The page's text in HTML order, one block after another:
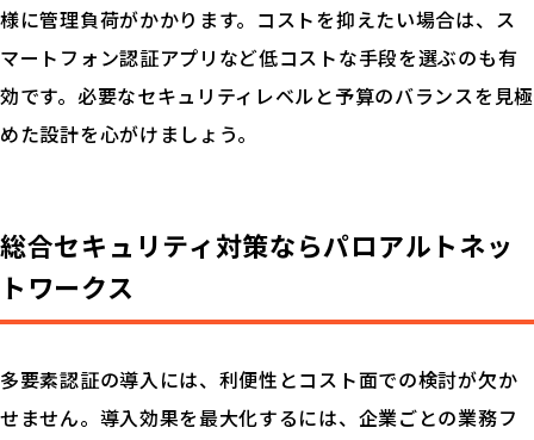
様に管理負荷がかかります。コストを抑えたい場合は、ス
マートフォン認証アプリなど低コストな手段を選ぶのも有
効です。必要なセキュリティレベルと予算のバランスを見極
めた設計を心がけましょう。
総合セキュリティ対策ならパロアルトネッ
トワークス
多要素認証の導入には、利便性とコスト面での検討が欠か
せません。導入効果を最大化するには、企業ごとの業務フ